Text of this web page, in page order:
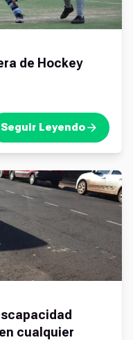
de Hockey
Seguir Leyendo
cualquier